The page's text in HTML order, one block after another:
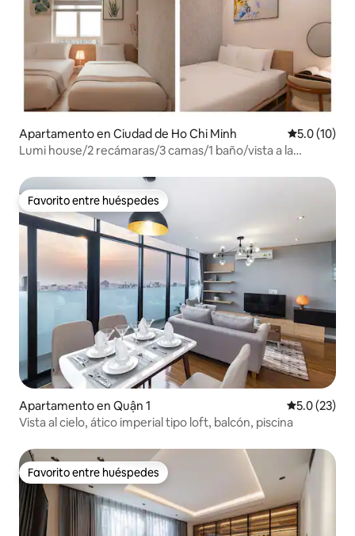
Apartamento en Ciudad de Ho Chi Minh Calificación
5.0 (10)
Lumi house/2 recámaras/3 camas/1 baño/vista a la
Favorito entre huéspedes
Favorito entre huéspedes
Apartamento en Quận 1 Calificación
5.0 (23)
Vista al cielo, ático imperial tipo loft, balcón, piscina
Favorito entre huéspedes
Favorito entre huéspedes